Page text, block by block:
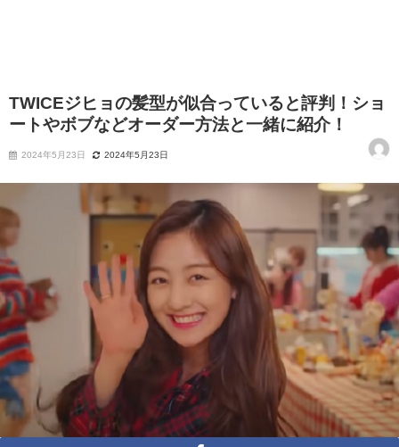
TWICEジヒョの髪型が似合っていると評判！ショ
ートやボブなどオーダー方法と一緒に紹介！
2024年5月23日 2024年5月23日